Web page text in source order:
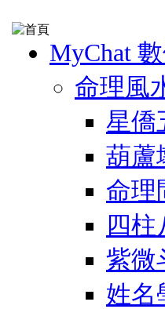
MyChat
命理風
星僑
葫蘆
命理
四柱
紫微
姓名